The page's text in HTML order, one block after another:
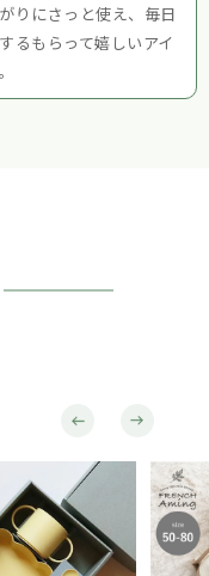
りにさっと使え、毎日
るもらって嬉しいアイ